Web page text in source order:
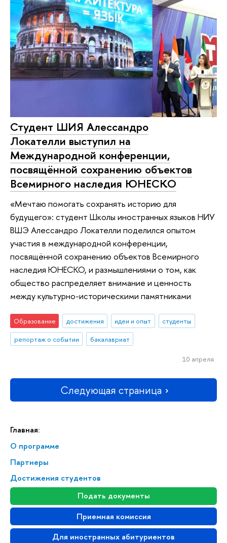
Главная:
О программе
Партнеры
Достижения студентов
Подать документы
Приемная комиссия
Для иностранных абитуриентов
Студент ШИЯ Алессандро
Локателли выступил на
Международной конференции,
посвящённой сохранению объектов
Всемирного наследия ЮНЕСКО
«Мечтаю помогать сохранять историю для
будущего»: студент Школы иностранных языков НИУ
ВШЭ Алессандро Локателли поделился опытом
участия в международной конференции,
посвящённой сохранению объектов Всемирного
наследия ЮНЕСКО, и размышлениями о том, как
общество распределяет внимание и ценность
между культурно-историческими памятниками
Образование достижения идеи и опыт
студенты
репортаж о событии
бакалавриат
10 апреля
Следующая страница